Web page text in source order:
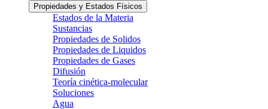
Propiedades y Estados Físicos
Estados de la Materia
Sustancias
Propiedades de Solidos
Propiedades de Liquidos
Propiedades de Gases
Difusión
Teoría cinética-molecular
Soluciones
Agua